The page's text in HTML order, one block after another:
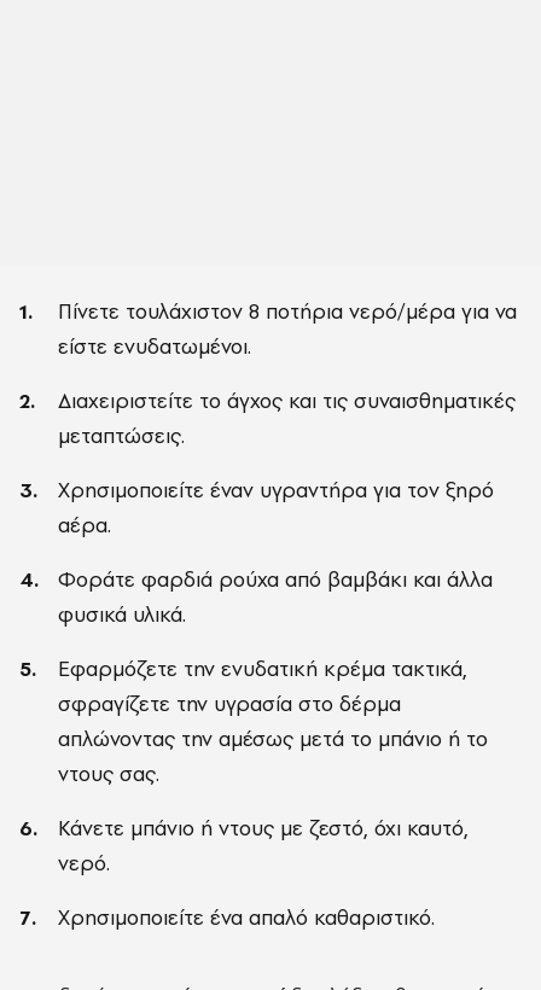
Πίνετε τουλάχιστον 8 ποτήρια νερό/μέρα για να
είστε ενυδατωμένοι.
Διαχειριστείτε το άγχος και τις συναισθηματικές
μεταπτώσεις.
Χρησιμοποιείτε έναν υγραντήρα για τον ξηρό
αέρα.
Φοράτε φαρδιά ρούχα από βαμβάκι και άλλα
φυσικά υλικά.
Εφαρμόζετε την ενυδατική κρέμα τακτικά,
σφραγίζετε την υγρασία στο δέρμα
απλώνοντας την αμέσως μετά το μπάνιο ή το
ντους σας.
Κάνετε μπάνιο ή ντους με ζεστό, όχι καυτό,
νερό.
Χρησιμοποιείτε ένα απαλό καθαριστικό.